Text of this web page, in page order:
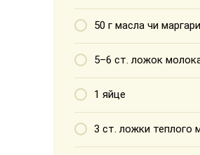
50 г масла чи
5–6 ст. ложок
1 яйце
3 ст. ложки теплого